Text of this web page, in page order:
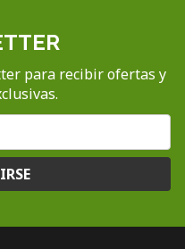
para recibir ofertas y